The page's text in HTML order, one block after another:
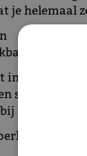
je helemaal
inbegrepen!
speciale
zijn? Schrijf